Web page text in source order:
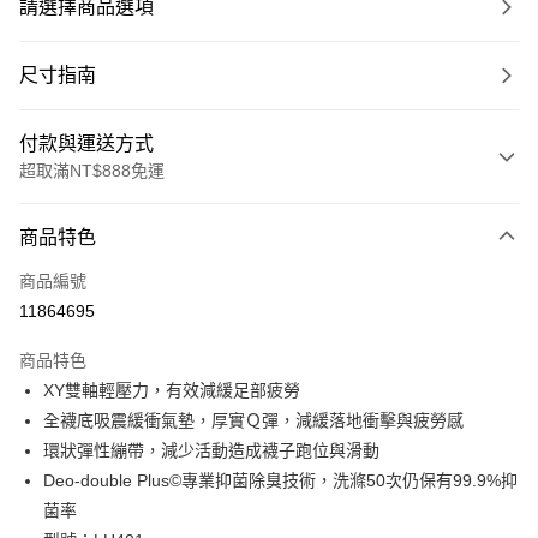
請選擇商品選項
尺寸指南
付款與運送方式
超取滿NT$888免運
信用卡一次付款
超商取貨付款
Apple Pay
ATM付款
運送方式
商品特色
商品編號
11864695
商品特色
XY雙軸輕壓力，有效減緩足部疲勞
全襪底吸震緩衝氣墊，厚實Ｑ彈，減緩落地衝擊與疲勞感
環狀彈性繃帶，減少活動造成襪子跑位與滑動
Deo-double Plus©專業抑菌除臭技術，洗滌50次仍保有99.9%抑
菌率